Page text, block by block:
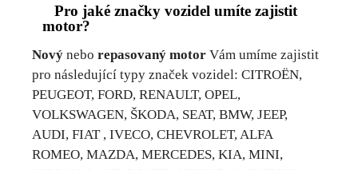
Pro jaké značky vozidel umíte zajistit
motor?
Nový nebo repasovaný motor Vám umíme zajistit
pro následující typy značek vozidel: CITROËN,
PEUGEOT, FORD, RENAULT, OPEL,
VOLKSWAGEN, ŠKODA, SEAT, BMW, JEEP,
AUDI, FIAT , IVECO, CHEVROLET, ALFA
ROMEO, MAZDA, MERCEDES, KIA, MINI,